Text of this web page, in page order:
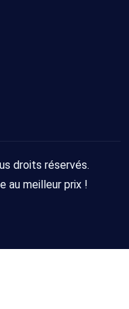
droits réservés.
au meilleur prix !